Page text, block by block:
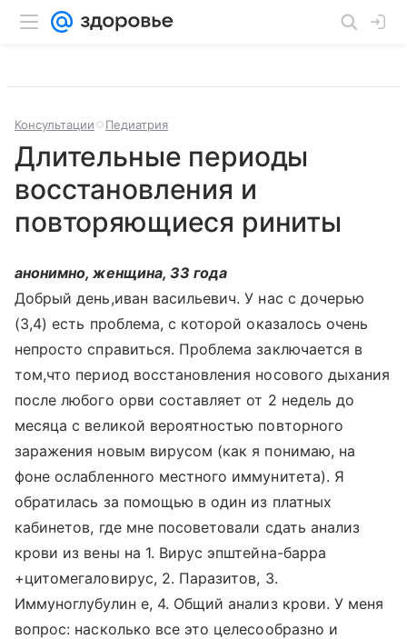
Консультации Педиатрия
Длительные периоды
восстановления и
повторяющиеся риниты
анонимно, женщина, 33 года
Добрый день,иван васильевич. У нас с дочерью
(3,4) есть проблема, с которой оказалось очень
непросто справиться. Проблема заключается в
том,что период восстановления носового дыхания
после любого орви составляет от 2 недель до
месяца с великой вероятностью повторного
заражения новым вирусом (как я понимаю, на
фоне ослабленного местного иммунитета). Я
обратилась за помощью в один из платных
кабинетов, где мне посоветовали сдать анализ
крови из вены на 1. Вирус эпштейна-барра
+цитомегаловирус, 2. Паразитов, 3.
Иммуноглубулин е, 4. Общий анализ крови. У меня
вопрос: насколько все это целесообразно и